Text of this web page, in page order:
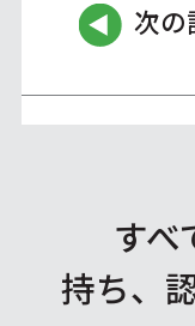
次の
すべ
持ち、